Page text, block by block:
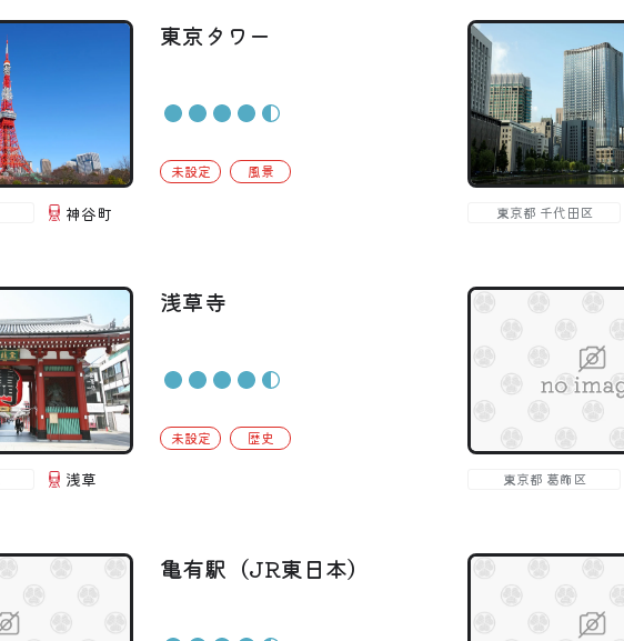
東京タワー
未設定 風景
神谷町 東京都 千代田区
浅草寺
未設定 歴史
浅草 東京都 葛飾区
亀有駅（JR東日本）